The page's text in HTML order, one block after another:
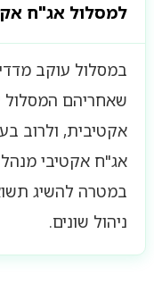
למסלול אג"ח
במסלול עוקב
שאחריהם המסלול
אקטיבית, ולרוב
אג"ח אקטיבי
במטרה להשיג
ניהול שונים.